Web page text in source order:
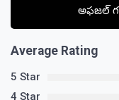
అఫజల్
Average Rating
5 Star
4 Star